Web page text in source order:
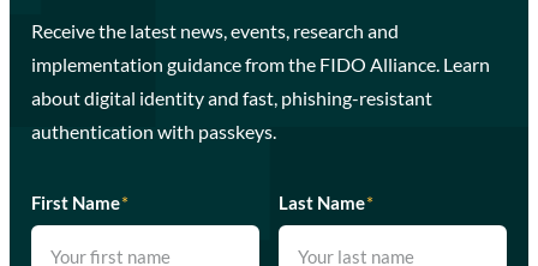
Receive the latest news, events, research and
implementation guidance from the FIDO Alliance. Learn
about digital identity and fast, phishing-resistant
authentication with passkeys.
First Name* Last Name*